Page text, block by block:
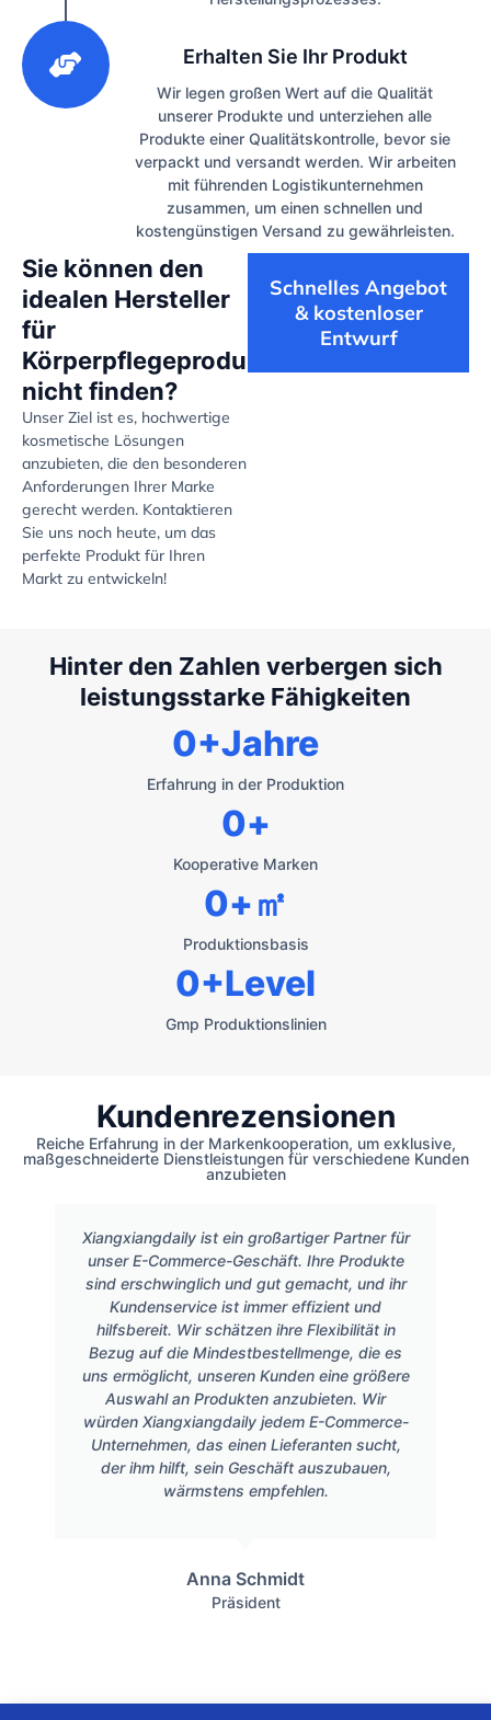
Erhalten Sie Ihr Produkt
Wir legen großen Wert auf die Qualität
unserer Produkte und unterziehen alle
Produkte einer Qualitätskontrolle, bevor sie
verpackt und versandt werden. Wir arbeiten
mit führenden Logistikunternehmen
zusammen, um einen schnellen und
kostengünstigen Versand zu gewährleisten.
Sie können den
idealen Hersteller
für
Körperpflegeprodukte
nicht finden?
Unser Ziel ist es, hochwertige
kosmetische Lösungen
anzubieten, die den besonderen
Anforderungen Ihrer Marke
gerecht werden. Kontaktieren
Sie uns noch heute, um das
perfekte Produkt für Ihren
Markt zu entwickeln!
Schnelles Angebot
& kostenloser
Entwurf
Hinter den Zahlen verbergen sich
leistungsstarke Fähigkeiten
Erfahrung in der Produktion
0+Jahre
Kooperative Marken
0+
Produktionsbasis
0+㎡
Gmp Produktionslinien
0+Level
Kundenrezensionen
Reiche Erfahrung in der Markenkooperation, um exklusive,
maßgeschneiderte Dienstleistungen für verschiedene Kunden
anzubieten
Xiangxiangdaily ist ein großartiger Partner für
unser E-Commerce-Geschäft. Ihre Produkte
sind erschwinglich und gut gemacht, und ihr
Kundenservice ist immer effizient und
hilfsbereit. Wir schätzen ihre Flexibilität in
Bezug auf die Mindestbestellmenge, die es
uns ermöglicht, unseren Kunden eine größere
Auswahl an Produkten anzubieten. Wir
würden Xiangxiangdaily jedem E-Commerce-
Unternehmen, das einen Lieferanten sucht,
der ihm hilft, sein Geschäft auszubauen,
wärmstens empfehlen.
Anna Schmidt
Präsident